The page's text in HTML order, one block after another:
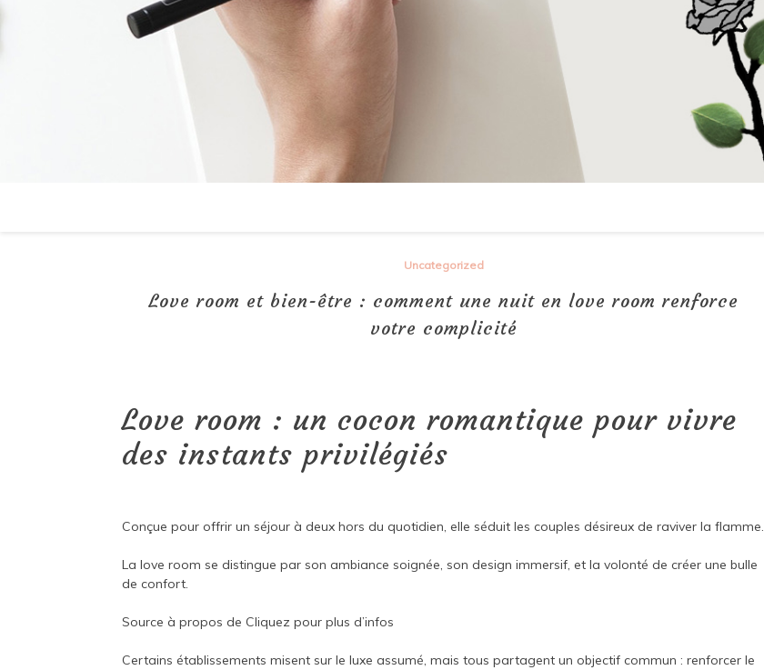
Uncategorized
Love room et bien-être : comment une nuit en love room renforce
votre complicité
Love room : un cocon romantique pour vivre
des instants privilégiés
Conçue pour offrir un séjour à deux hors du quotidien, elle séduit les couples désireux de raviver la flamme.
La love room se distingue par son ambiance soignée, son design immersif, et la volonté de créer une bulle
de confort.
Source à propos de Cliquez pour plus d’infos
Certains établissements misent sur le luxe assumé, mais tous partagent un objectif commun : renforcer le